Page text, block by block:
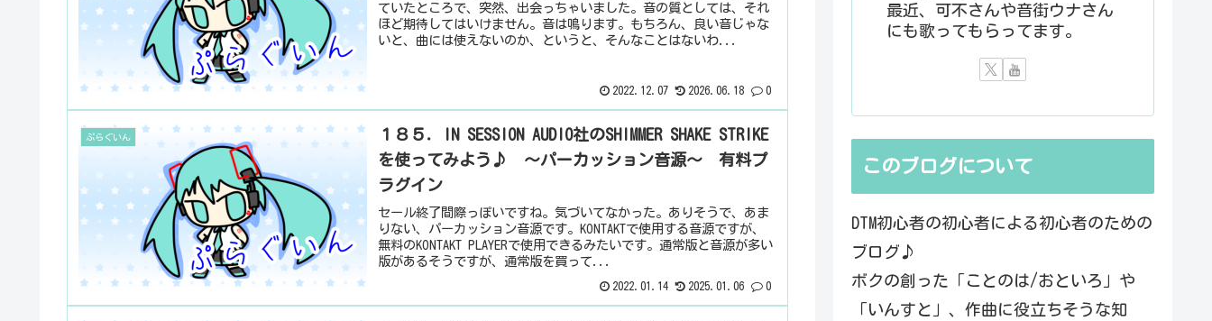
ていたところで、突然、出会っちゃいました。音の質としては、それ
ほど期待してはいけません。音は鳴ります。もちろん、良い音じゃな
いと、曲には使えないのか、というと、そんなことはないわ...
2022.12.07 2026.06.18 0
ぷらぐいん
１８５．IN SESSION AUDIO社のSHIMMER SHAKE STRIKE
を使ってみよう♪ ～パーカッション音源～ 有料プ
ラグイン
セール終了間際っぽいですね。気づいてなかった。ありそうで、あま
りない、パーカッション音源です。KONTAKTで使用する音源ですが、
無料のKONTAKT PLAYERで使用できるみたいです。通常版と音源が多い
版があるそうですが、通常版を買って...
2022.01.14 2025.01.06 0
最近、可不さんや音街ウナさん
にも歌ってもらってます。
このブログについて
DTM初心者の初心者による初心者のための
ブログ♪
ボクの創った「ことのは/おといろ」や
「いんすと」、作曲に役立ちそうな知